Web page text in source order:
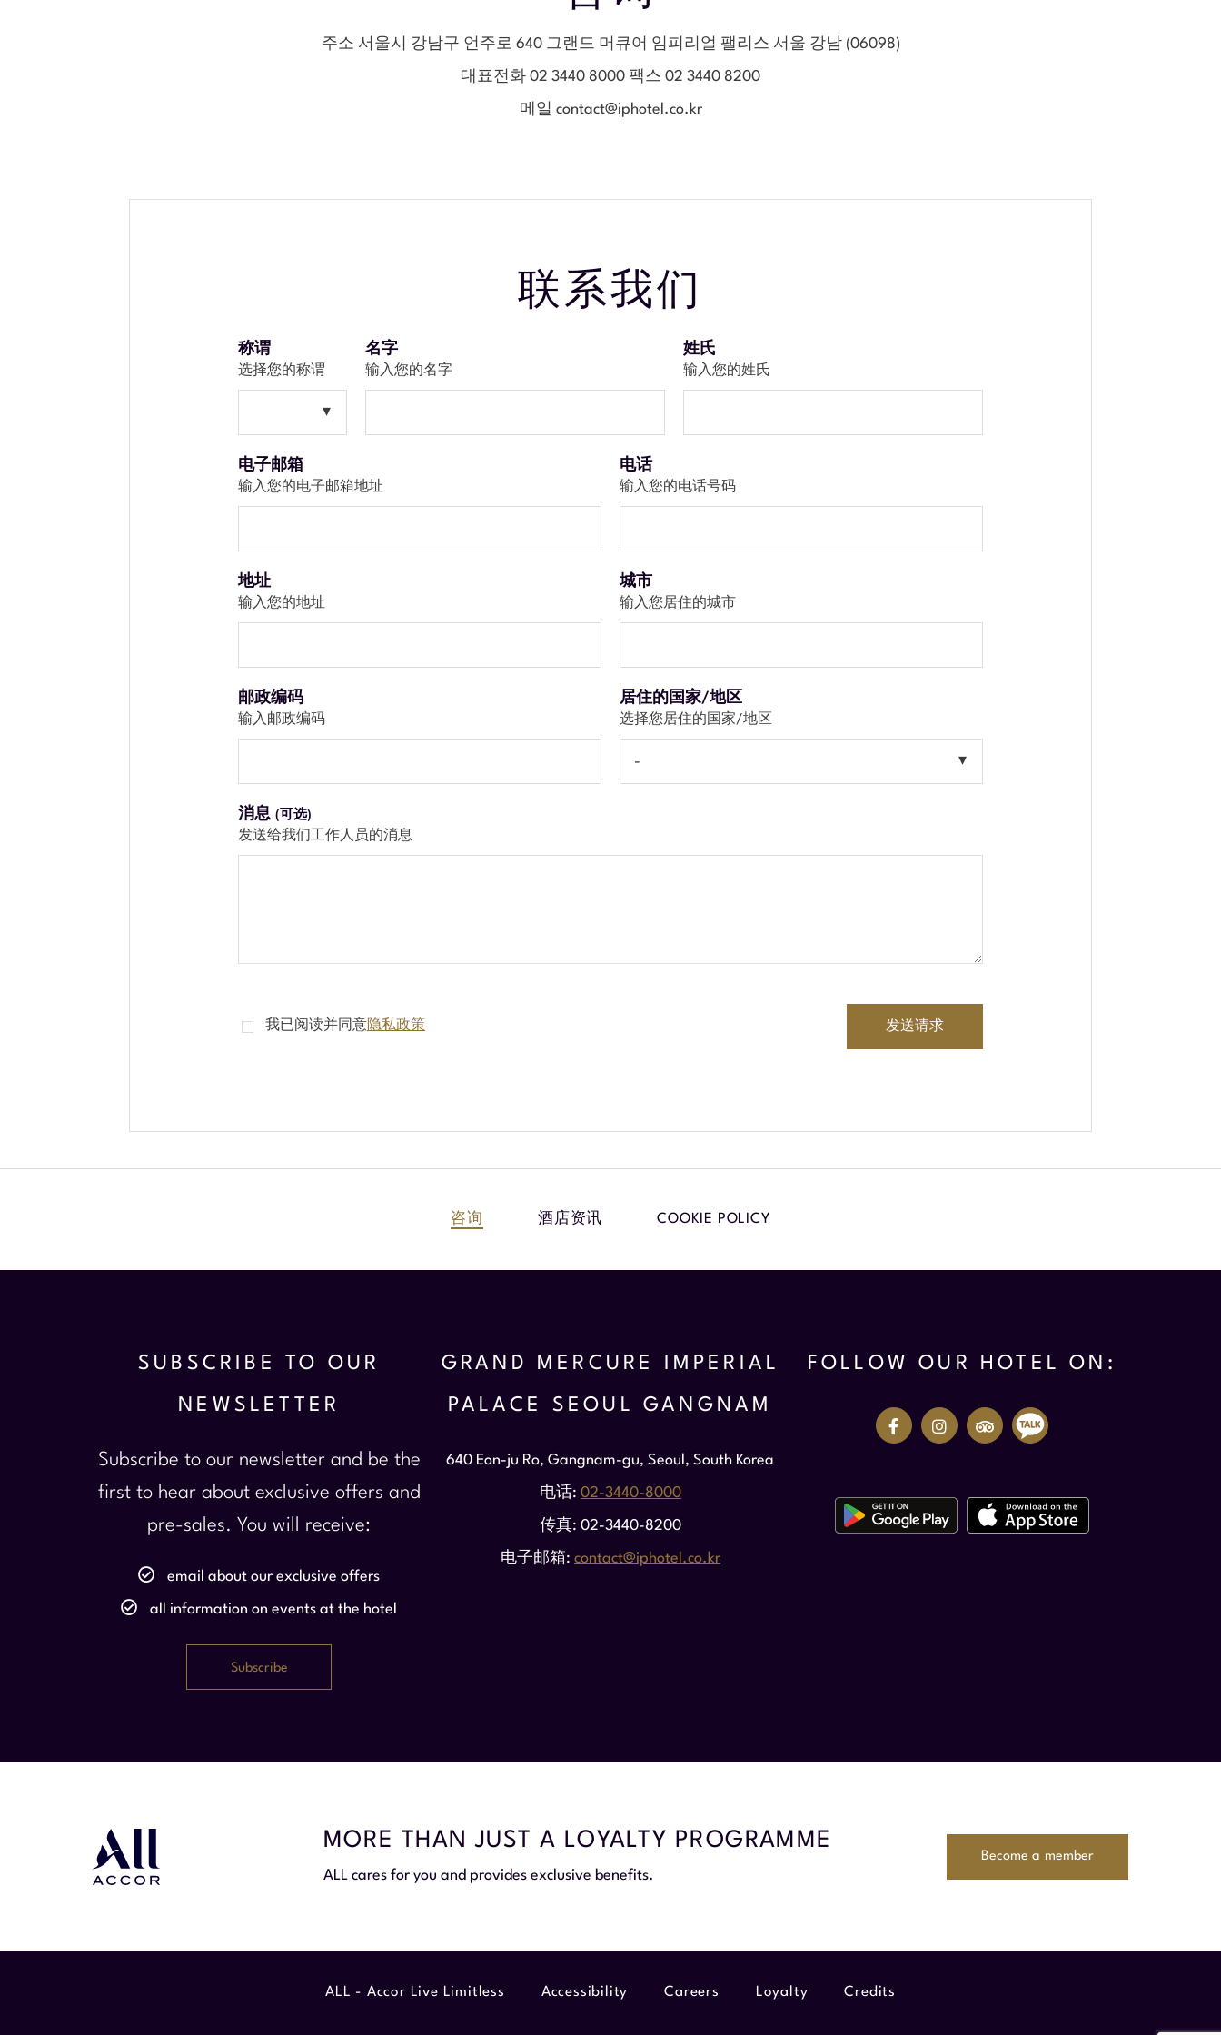
주소 서울시 강남구 언주로 640 그랜드 머큐어 임피리얼 팰리스 서울 강남 (06098)
대표전화 02 3440 8000 팩스 02 3440 8200
메일 contact@iphotel.co.kr
联系我们
称谓
选择您的称谓
名字
输入您的名字
姓氏
输入您的姓氏
电子邮箱
输入您的电子邮箱地址
电话
输入您的电话号码
地址
输入您的地址
城市
输入您居住的城市
邮政编码
输入邮政编码
居住的国家/地区
选择您居住的国家/地区
消息 (可选)
发送给我们工作人员的消息
我已阅读并同意隐私政策
咨询 酒店资讯 COOKIE POLICY
SUBSCRIBE TO OUR
NEWSLETTER
Subscribe to our newsletter and be the
first to hear about exclusive offers and
pre-sales. You will receive:
email about our exclusive offers
all information on events at the hotel
GRAND MERCURE IMPERIAL
PALACE SEOUL GANGNAM
640 Eon-ju Ro, Gangnam-gu, Seoul, South Korea
电话 02-3440-8000
传真 02-3440-8200
电子邮箱 contact@iphotel.co.kr
FOLLOW OUR HOTEL ON:
MORE THAN JUST A LOYALTY PROGRAMME
ALL cares for you and provides exclusive benefits.
Become a member
ALL - Accor Live Limitless Accessibility Careers Loyalty Credits